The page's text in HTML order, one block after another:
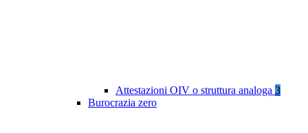
Attestazioni OIV o struttura analoga 3
Burocrazia zero